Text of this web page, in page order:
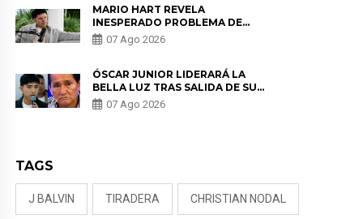
MARIO HART REVELA
INESPERADO PROBLEMA DE
SALUD ANTES DE SEPARARSE DE
KORINA: “ME ENCONTRARON UN
07 Ago 2026
ÓSCAR JUNIOR LIDERARÁ LA
BELLA LUZ TRAS SALIDA DE SU
PADRE POR POLÉMICA CON
NALDY SALDAÑA
07 Ago 2026
TAGS
J BALVIN TIRADERA CHRISTIAN NODAL